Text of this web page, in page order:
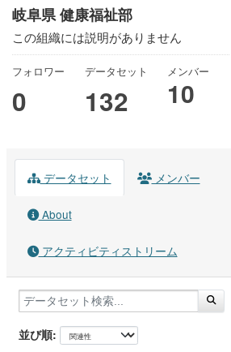
岐阜県 健康福祉部
この組織には説明がありません
フォロワー
0
データセット
132
メンバー
10
データセット メンバー
About
アクティビティストリーム
並び順